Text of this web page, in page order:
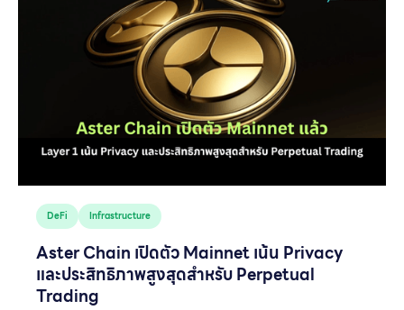
DeFi Infrastructure
Aster Chain เปิดตัว Mainnet เน้น Privacy
และประสิทธิภาพสูงสุดสำหรับ Perpetual
Trading